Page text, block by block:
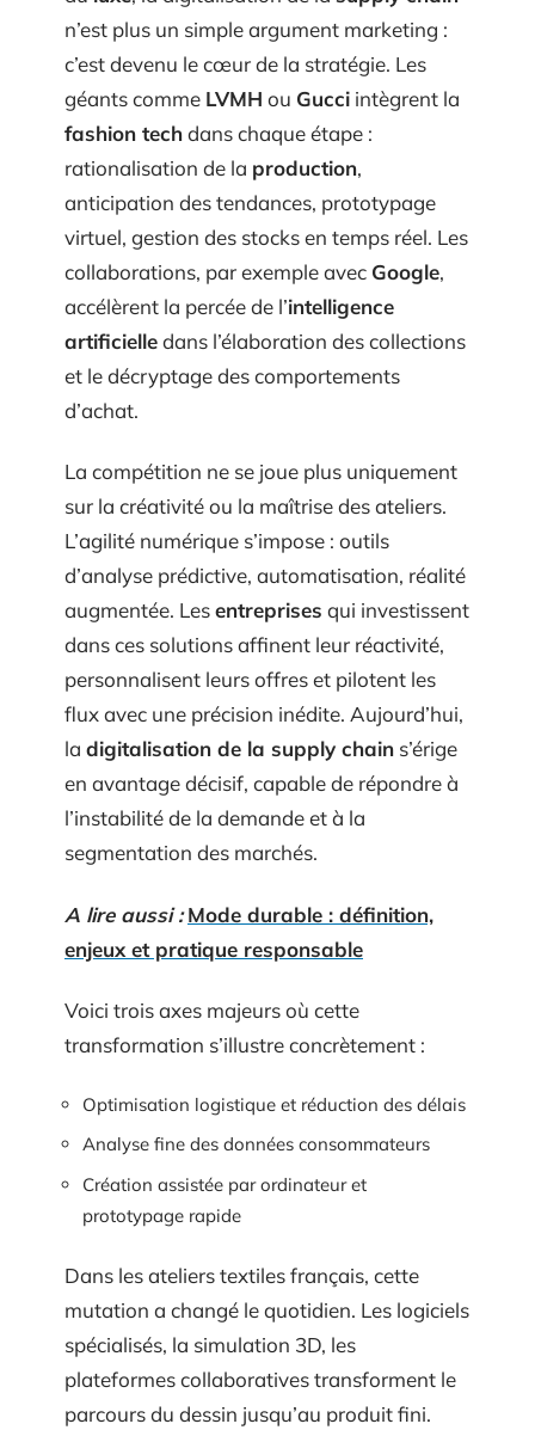
n’est plus un simple argument marketing :
c’est devenu le cœur de la stratégie. Les
géants comme LVMH ou Gucci intègrent la
fashion techdans chaque étape :
rationalisation de la production,
anticipation des tendances, prototypage
virtuel, gestion des stocks en temps réel. Les
collaborations, par exemple avec Google,
accélèrent la percée de l’intelligence
artificielledans l’élaboration des collections
et le décryptage des comportements
d’achat.
La compétition ne se joue plus uniquement
sur la créativité ou la maîtrise des ateliers.
L’agilité numérique s’impose : outils
d’analyse prédictive, automatisation, réalité
augmentée. Lesentreprises qui investissent
dans ces solutions affinent leur réactivité,
personnalisent leurs offres et pilotent les
flux avec une précision inédite. Aujourd’hui,
la digitalisation de la supply chain s’érige
en avantage décisif, capable de répondre à
l’instabilité de la demande et à la
segmentation des marchés.
A lire aussi : Mode durable : définition,
enjeux et pratique responsable
Voici trois axes majeurs où cette
transformation s’illustre concrètement :
Optimisation logistique et réduction des délais
Analyse fine des données consommateurs
Création assistée par ordinateur et
prototypage rapide
Dans les ateliers textiles français, cette
mutation a changé le quotidien. Les logiciels
spécialisés, la simulation 3D, les
plateformes collaboratives transforment le
parcours du dessin jusqu’au produit fini.